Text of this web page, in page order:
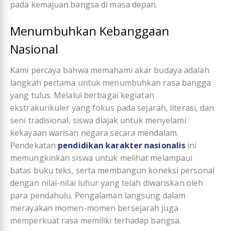
pada kemajuan bangsa di masa depan.
Menumbuhkan Kebanggaan
Nasional
Kami percaya bahwa memahami akar budaya adalah
langkah pertama untuk menumbuhkan rasa bangga
yang tulus. Melalui berbagai kegiatan
ekstrakurikuler yang fokus pada sejarah, literasi, dan
seni tradisional, siswa diajak untuk menyelami
kekayaan warisan negara secara mendalam.
Pendekatan pendidikan karakter nasionalis ini
memungkinkan siswa untuk melihat melampaui
batas buku teks, serta membangun koneksi personal
dengan nilai-nilai luhur yang telah diwariskan oleh
para pendahulu. Pengalaman langsung dalam
merayakan momen-momen bersejarah juga
memperkuat rasa memiliki terhadap bangsa.